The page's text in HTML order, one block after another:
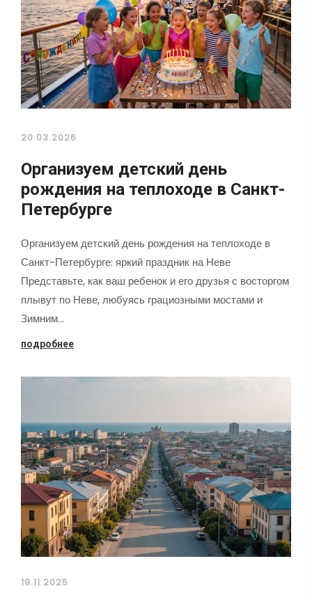
20.03.2026
Организуем детский день
рождения на теплоходе в Санкт-
Петербурге
Организуем детский день рождения на теплоходе в
Санкт-Петербурге: яркий праздник на Неве
Представьте, как ваш ребенок и его друзья с восторгом
плывут по Неве, любуясь грациозными мостами и
Зимним…
подробнее
19.11.2025